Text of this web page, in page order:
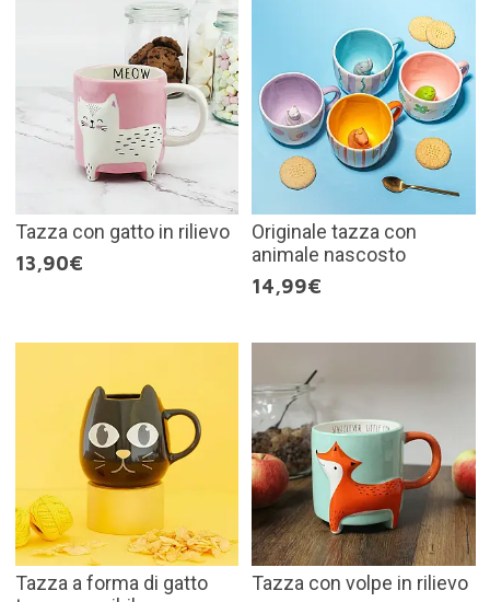
Tazza con gatto in rilievo
13,90€
Originale tazza con
animale nascosto
14,99€
Tazza a forma di gatto
Tazza con volpe in rilievo